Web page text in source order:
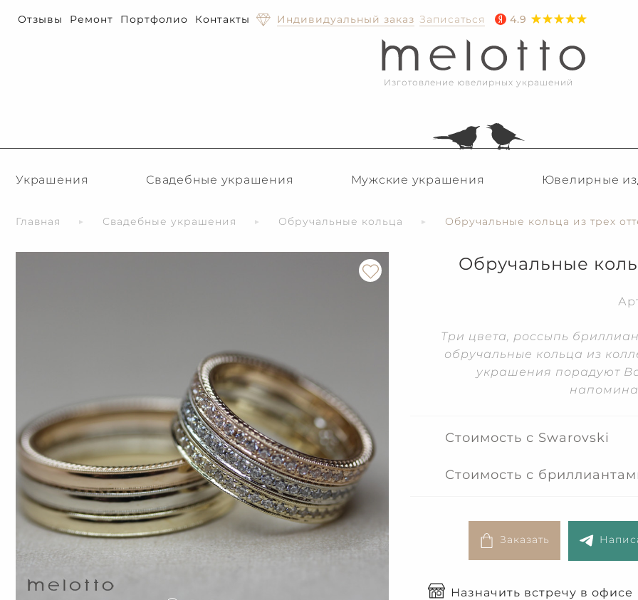
Отзывы Ремонт Портфолио Контакты Индивидуальный заказ Записаться 4.9
Изготовление ювелирных украшений
Украшения Свадебные украшения Мужские украшения Ювелирные
Главная Свадебные украшения Обручальные кольца Обручальные кольца из трех
Обручальные
Три цвета, россыпь
обручальные кольца из
украшения порадуют
Стоимость с Swarovski
Стоимость с
Заказать
Назначить встречу в офисе